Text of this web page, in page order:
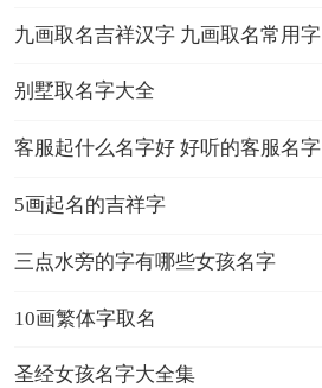
九画取名吉祥汉字 九画取名常用字
别墅取名字大全
客服起什么名字好 好听的客服名字
5画起名的吉祥字
三点水旁的字有哪些女孩名字
10画繁体字取名
圣经女孩名字大全集